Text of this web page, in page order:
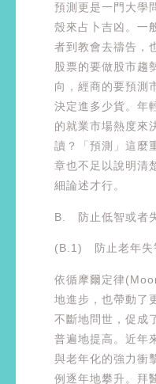
預測更是一門大學
殼來占卜吉凶。一
者到教會去禱告，
股票的要做股市趨
向，經商的要預測
決定進多少貨。年
的就業市場熱度來
讀？「預測」這麼
章也不足以說明清
細論述才行。
B. 防止低智或者
(B.1) 防止老年失
依循摩爾定律
地進步，也帶動了
不斷地問世，促成
普遍地提高。近年
與老年化的強力衝
例逐年地攀升。拜